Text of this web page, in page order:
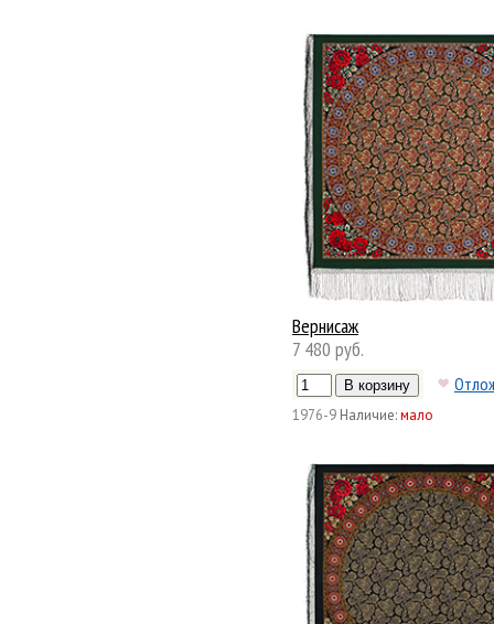
Вернисаж
7 480 руб.
1976-9 Наличие:мало